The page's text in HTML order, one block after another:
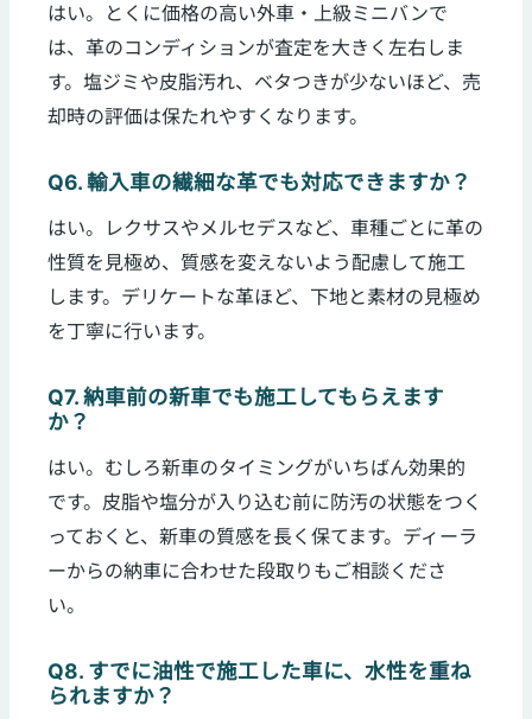
はい。とくに価格の高い外車・上級ミニバンで
は、革のコンディションが査定を大きく左右しま
す。塩ジミや皮脂汚れ、ベタつきが少ないほど、売
却時の評価は保たれやすくなります。
Q6. 輸入車の繊細な革でも対応できますか？
はい。レクサスやメルセデスなど、車種ごとに革の
性質を見極め、質感を変えないよう配慮して施工
します。デリケートな革ほど、下地と素材の見極め
を丁寧に行います。
Q7. 納車前の新車でも施工してもらえます
か？
はい。むしろ新車のタイミングがいちばん効果的
です。皮脂や塩分が入り込む前に防汚の状態をつく
っておくと、新車の質感を長く保てます。ディーラ
ーからの納車に合わせた段取りもご相談くださ
い。
Q8. すでに油性で施工した車に、水性を重ね
られますか？